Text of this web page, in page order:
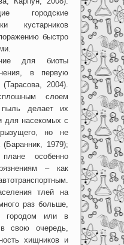
городские
кустарников
быстро
для биоты
в первую
2004).
слоем
пыль делает их
для насекомых с
но не
1979);
особенно
– как
тлей на
раз больше,
городом или в
свою очередь,
хищников и